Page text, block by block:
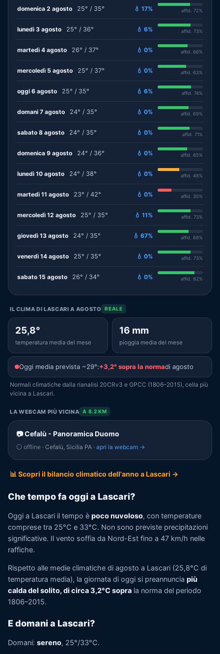
domenica 2 agosto 25° / 35° 💧 17% affid. 72%
lunedì 3 agosto 25° / 36° 💧 6% affid. 73%
martedì 4 agosto 26° / 37° 💧 0% affid. 66%
mercoledì 5 agosto 25° / 37° 💧 0% affid. 63%
oggi 6 agosto 25° / 35° 💧 6% affid. 74%
domani 7 agosto 24° / 35° 💧 0% affid. 69%
sabato 8 agosto 24° / 35° 💧 0% affid. 71%
domenica 9 agosto 24° / 36° 💧 0% affid. 65%
lunedì 10 agosto 24° / 38° 💧 0% affid. 48%
martedì 11 agosto 23° / 42° 💧 0% affid. 30%
mercoledì 12 agosto 25° / 35° 💧 11% affid. 73%
giovedì 13 agosto 24° / 35° 💧 67% affid. 68%
venerdì 14 agosto 25° / 35° 💧 0% affid. 73%
sabato 15 agosto 26° / 34° 💧 0% affid. 82%
IL CLIMA DI LASCARI A AGOSTO REALE
25,8°
temperatura media del mese
16 mm
pioggia media del mese
Oggi media prevista ~29°:+3,2° sopra la normadi agosto
Normali climatiche dalla rianalisi 20CRv3 e GPCC (1806–2015), cella più
vicina a Lascari.
LA WEBCAM PIÙ VICINA A 8.2 KM
📷 Cefalù - Panoramica Duomo
⚪ offline · Cefalù, Sicilia PA · apri la webcam →
📊 Scopri il bilancio climatico dell'anno a Lascari →
Che tempo fa oggi a Lascari?
Oggi a Lascari il tempo è poco nuvoloso, con temperature
comprese tra 25°C e 33°C. Non sono previste precipitazioni
significative. Il vento soffia da Nord-Est fino a 47 km/h nelle
raffiche.
Rispetto alle medie climatiche di agosto a Lascari (25,8°C di
temperatura media), la giornata di oggi si preannuncia più
calda del solito, di circa 3,2°C sopra la norma del periodo
1806–2015.
E domani a Lascari?
Domani: sereno, 25°/33°C.